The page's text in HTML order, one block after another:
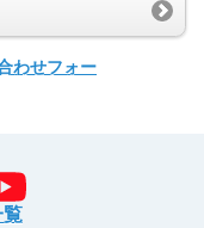
わせフォー
覧